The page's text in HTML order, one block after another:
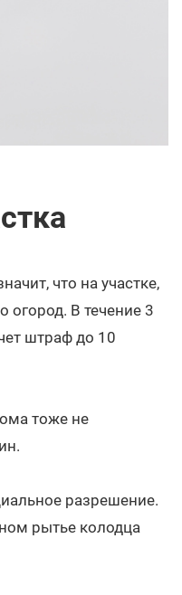
что на участке,
огород. В течение 3
штраф до 10
тоже не
разрешение.
рытье колодца